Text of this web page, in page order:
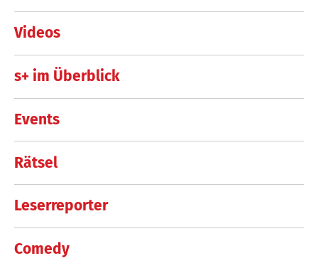
Videos
s+ im Überblick
Events
Rätsel
Leserreporter
Comedy